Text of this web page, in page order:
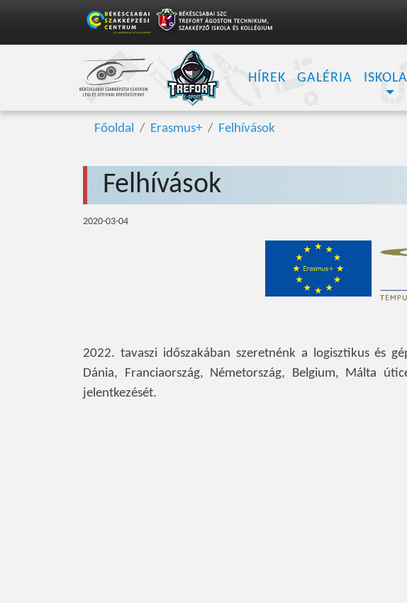
HÍREK GALÉRIA ISKOLA
Főoldal Erasmus+ Felhívások
Felhívások
2020-03-04
2022. tavaszi időszakában szeretnénk a logisztikus és
Dánia, Franciaország, Németország, Belgium, Málta
jelentkezését.